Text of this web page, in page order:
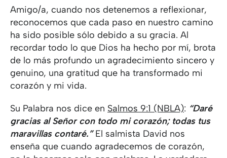
Amigo/a, cuando nos detenemos a reflexionar,
reconocemos que cada paso en nuestro camino
ha sido posible sólo debido a su gracia. Al
recordar todo lo que Dios ha hecho por mí, brota
de lo más profundo un agradecimiento sincero y
genuino, una gratitud que ha transformado mi
corazón y mi vida.
Su Palabra nos dice en Salmos 9:1 (NBLA): “Daré
gracias al Señor con todo mi corazón; todas tus
maravillas contaré.”El salmista David nos
enseña que cuando agradecemos de corazón,